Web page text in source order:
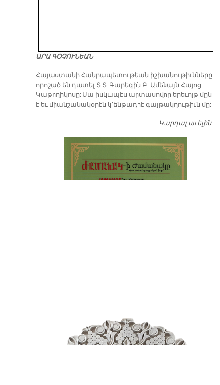
ԱՐԱ ԳՕՉՈՒՆԵԱՆ
​Հայաստանի Հանրապետութեան իշխանութիւնները
որոշած են դատել Տ.Տ. Գարեգին Բ. Ամենայն Հայոց
Կաթողիկոսը: Սա իսկապէս արտասովոր երեւոյթ մըն
է եւ միանշանակօրէն կ՚ենթադրէ գայթակղութիւն մը:
Կարդալ աւելին